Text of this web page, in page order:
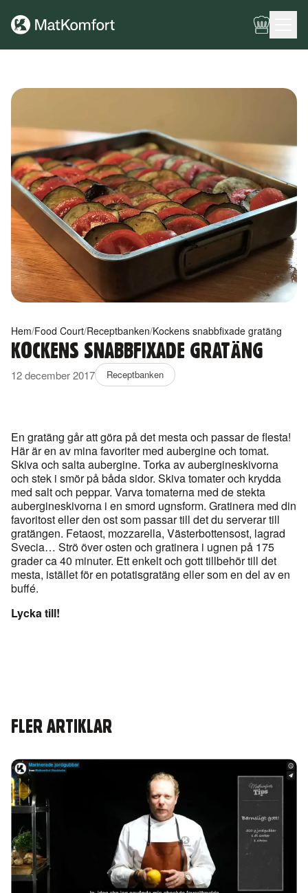
Hem/Food Court/Receptbanken/Kockens snabbfixade gratäng
KOCKENS SNABBFIXADE GRATÄNG
12 december 2017 Receptbanken
En gratäng går att göra på det mesta och passar de flesta!
Här är en av mina favoriter med aubergine och tomat.
Skiva och salta aubergine. Torka av aubergineskivorna
och stek i smör på båda sidor. Skiva tomater och krydda
med salt och peppar. Varva tomaterna med de stekta
aubergineskivorna i en smord ugnsform. Gratinera med din
favoritost eller den ost som passar till det du serverar till
gratängen. Fetaost, mozzarella, Västerbottensost, lagrad
Svecia… Strö över osten och gratinera i ugnen på 175
grader ca 40 minuter. Ett enkelt och gott tillbehör till det
mesta, istället för en potatisgratäng eller som en del av en
buffé.
Lycka till!
FLER ARTIKLAR